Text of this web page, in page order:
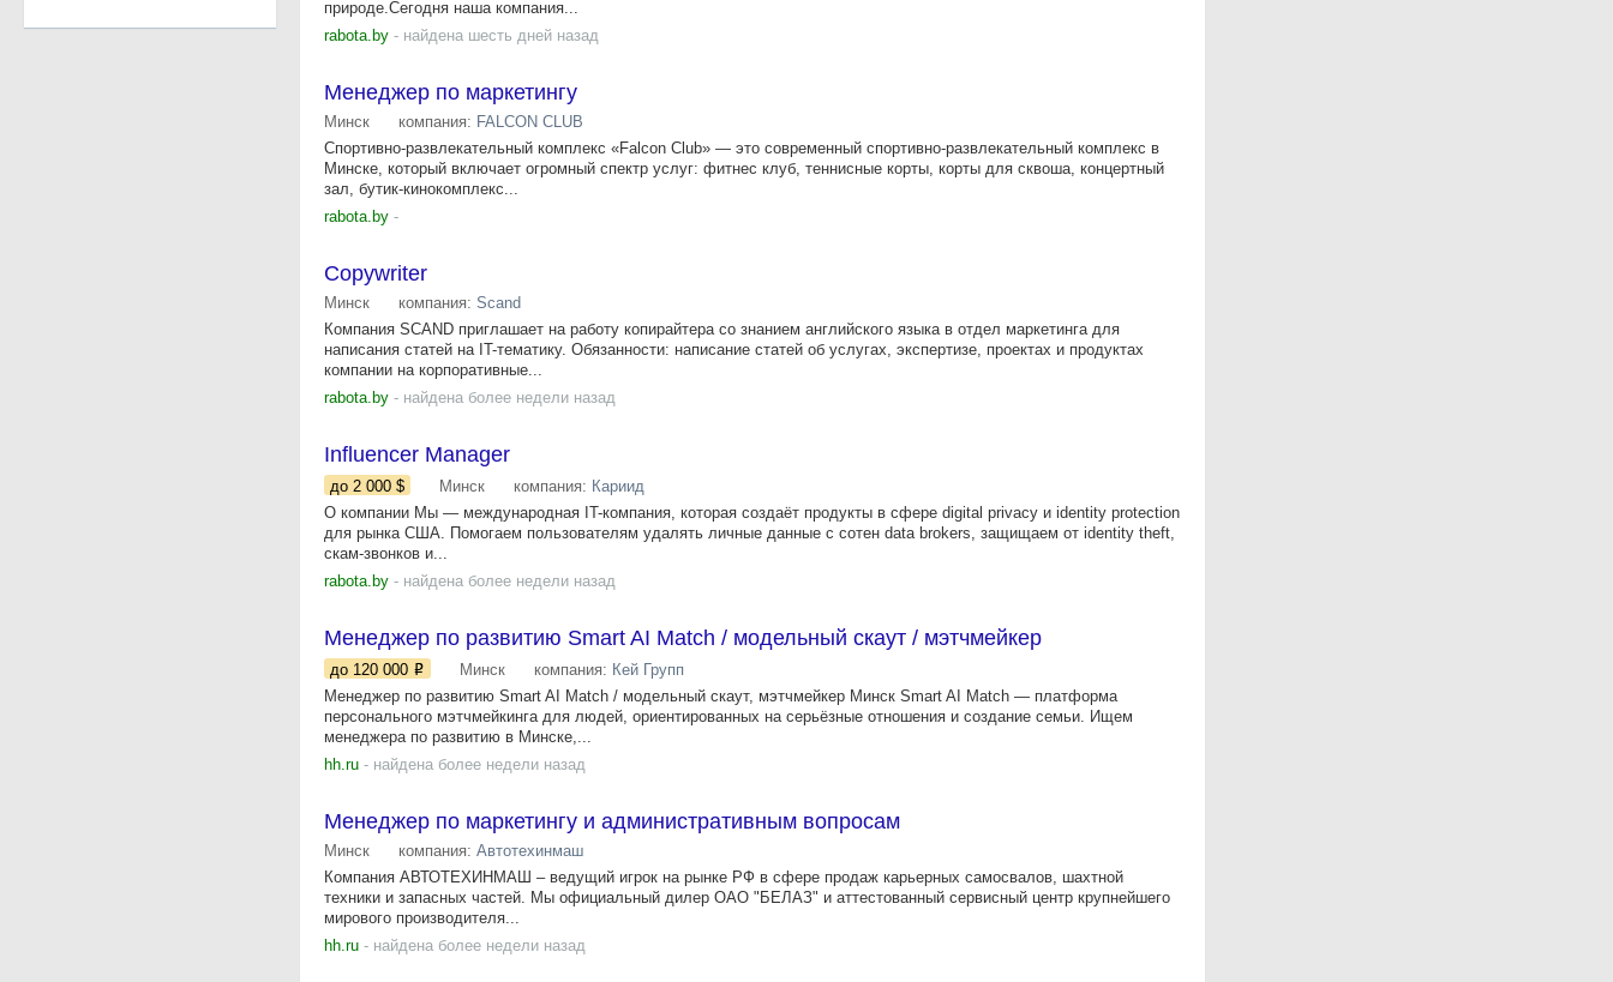
природе.Сегодня наша компания...
rabota.by - найдена шесть дней назад
Менеджер по маркетингу
Минск компания: FALCON CLUB
Спортивно-развлекательный комплекс «Falcon Club» — это современный спортивно-развлекательный комплекс в
Минске, который включает огромный спектр услуг: фитнес клуб, теннисные корты, корты для сквоша, концертный
зал, бутик-кинокомплекс...
rabota.by -
Copywriter
Минск компания: Scand
Компания SCAND приглашает на работу копирайтера со знанием английского языка в отдел маркетинга для
написания статей на IT-тематику. Обязанности: написание статей об услугах, экспертизе, проектах и продуктах
компании на корпоративные...
rabota.by - найдена более недели назад
Influencer Manager
до 2 000 $ Минск компания: Кариид
О компании Мы — международная IT-компания, которая создаёт продукты в сфере digital privacy и identity protection
для рынка США. Помогаем пользователям удалять личные данные с сотен data brokers, защищаем от identity theft,
скам-звонков и...
rabota.by - найдена более недели назад
Менеджер по развитию Smart AI Match / модельный скаут / мэтчмейкер
до 120 000 Минск компания: Кей Групп
Менеджер по развитию Smart AI Match / модельный скаут, мэтчмейкер Минск Smart AI Match — платформа
персонального мэтчмейкинга для людей, ориентированных на серьёзные отношения и создание семьи. Ищем
менеджера по развитию в Минске,...
hh.ru - найдена более недели назад
Менеджер по маркетингу и административным вопросам
Минск компания: Автотехинмаш
Компания АВТОТЕХИНМАШ – ведущий игрок на рынке РФ в сфере продаж карьерных самосвалов, шахтной
техники и запасных частей. Мы официальный дилер ОАО "БЕЛАЗ" и аттестованный сервисный центр крупнейшего
мирового производителя...
hh.ru - найдена более недели назад